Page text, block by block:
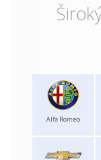
Alfa Romeo